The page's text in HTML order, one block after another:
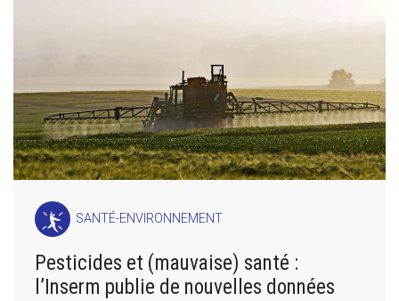
SANTÉ-ENVIRONNEMENT
Pesticides et (mauvaise) santé :
l’Inserm publie de nouvelles données